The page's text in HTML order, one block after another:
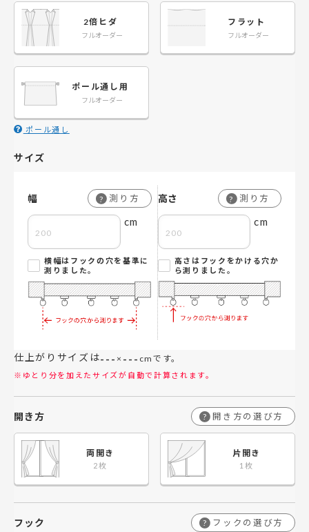
2倍ヒダ
フルオーダー
フラット
フルオーダー
ポール通し用
フルオーダー
ポール通し
サイズ
幅 ? 測り方
cm
横幅はフックの穴を基準に
測りました。
高さ ? 測り方
cm
高さはフックをかける穴か
ら測りました。
仕上がりサイズは--- × --- cmです。
※ゆとり分を加えたサイズが自動で計算されます。
開き方 ? 開き方の選び方
両開き 片開き
フック ? フックの選び方